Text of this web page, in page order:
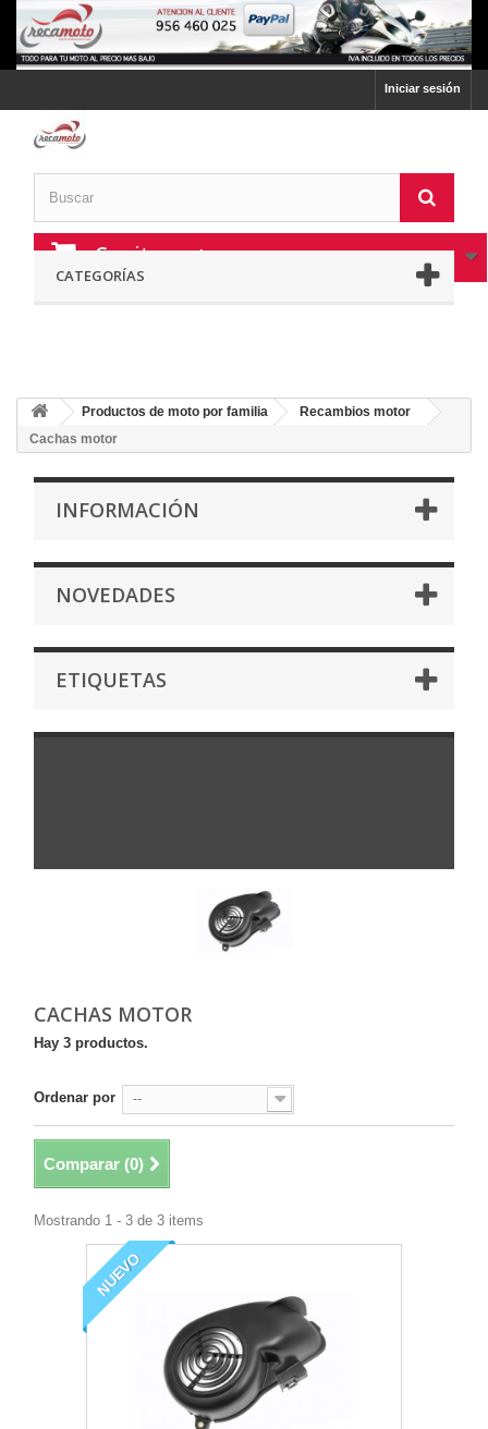
Iniciar sesión
Carrito:
CATEGORÍAS
Productos de moto por familia
Recambios motor
Cachas motor
INFORMACIÓN
NOVEDADES
ETIQUETAS
CACHAS MOTOR
Hay 3 productos.
Ordenar por --
Comparar (0)
Mostrando 1 - 3 de 3 items
NUEVO